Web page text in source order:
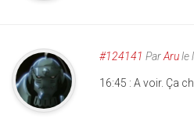
#124141 ParArule
16:45 : A voir. Ça